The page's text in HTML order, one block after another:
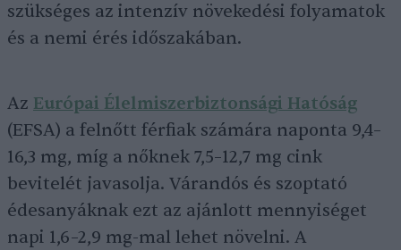
szükséges az intenzív növekedési folyamatok
és a nemi érés időszakában.
Az Európai Élelmiszerbiztonsági Hatóság
(EFSA) a felnőtt férfiak számára naponta 9,4–
16,3 mg, míg a nőknek 7,5–12,7 mg cink
bevitelét javasolja. Várandós és szoptató
édesanyáknak ezt az ajánlott mennyiséget
napi 1,6–2,9 mg-mal lehet növelni. A